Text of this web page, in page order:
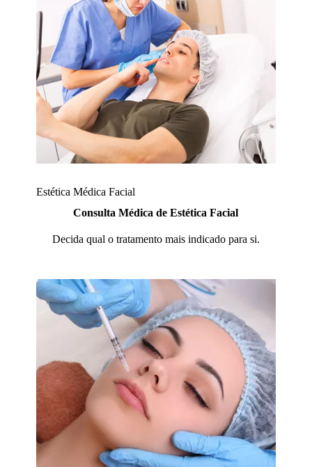
Estética Médica Facial
Consulta Médica de Estética Facial
Decida qual o tratamento mais indicado para si.